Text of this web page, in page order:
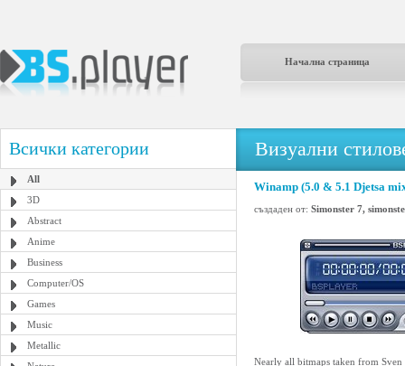
Начална страница
Всички категории
All
3D
Abstract
Anime
Business
Computer/OS
Games
Music
Metallic
Визуални
Winamp (5.0 & 5.1 Djetsa
създаден от: Simonster 7,
Nearly all bitmaps taken from